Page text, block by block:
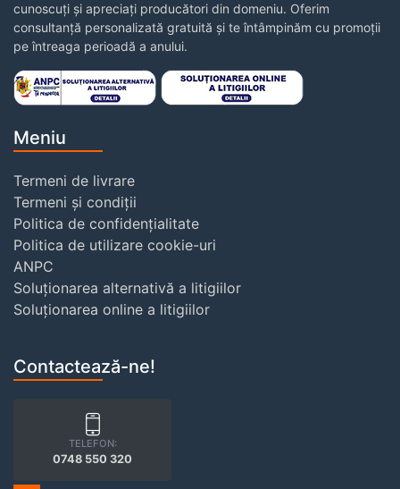
cunoscuți și apreciați producători din domeniu. Oferim
consultanță personalizată gratuită și te întâmpinăm cu promoții
pe întreaga perioadă a anului.
Meniu
Termeni de livrare
Termeni și condiții
Politica de confidențialitate
Politica de utilizare cookie-uri
ANPC
Soluționarea alternativă a litigiilor
Soluționarea online a litigiilor
Contactează-ne!
TELEFON:
0748 550 320